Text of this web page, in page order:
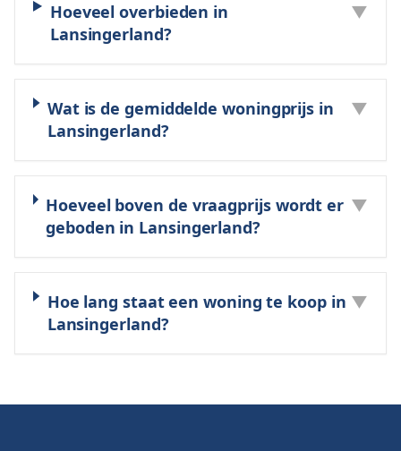
Hoeveel overbieden in
Lansingerland?
▼
Wat is de gemiddelde woningprijs in
Lansingerland?
▼
Hoeveel boven de vraagprijs wordt er
geboden in Lansingerland?
▼
Hoe lang staat een woning te koop in
Lansingerland?
▼